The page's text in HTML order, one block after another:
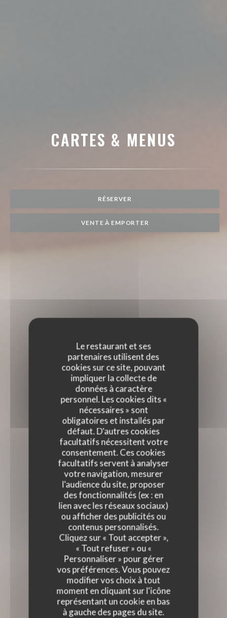
Le restaurant et ses
partenaires utilisent des
cookies sur ce site, pouvant
impliquer la collecte de
données à caractère
personnel. Les cookies dits «
nécessaires » sont
obligatoires et installés par
défaut. D'autres cookies
facultatifs nécessitent votre
consentement. Ces cookies
facultatifs servent à analyser
votre navigation, mesurer
l'audience du site, proposer
des fonctionnalités (ex : en
lien avec les réseaux sociaux)
ou afficher des publicités ou
contenus personnalisés.
Cliquez sur « Tout accepter »,
« Tout refuser » ou «
Personnaliser » pour gérer
vos préférences. Vous pouvez
modifier vos choix à tout
moment en cliquant sur l'icône
représentant un cookie en bas
à gauche des pages du site.
CARTES & MENUS
RÉSERVER
VENTE À EMPORTER